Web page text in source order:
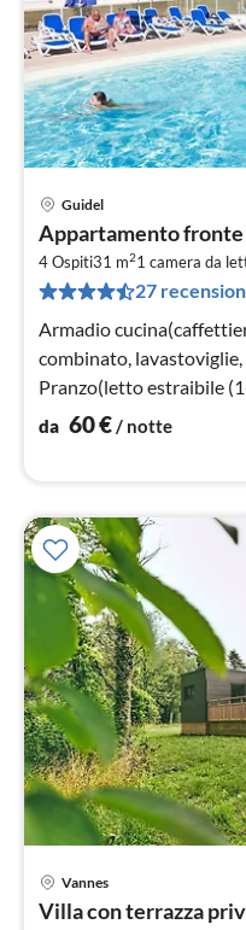
Guidel
Appartamento fronte
4 Ospiti31 m21 camera da
27
Armadio
combinato,
Pranzo(letto estraibile
TV)
da 60€ / notte
Vannes
Villa con terrazza